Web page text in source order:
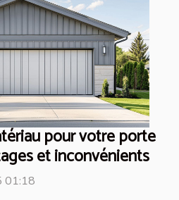
pour votre porte
et inconvénients
01:18